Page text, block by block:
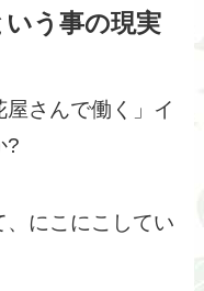
いう事の現実
さんで働く」イ
?
にこにこしてい